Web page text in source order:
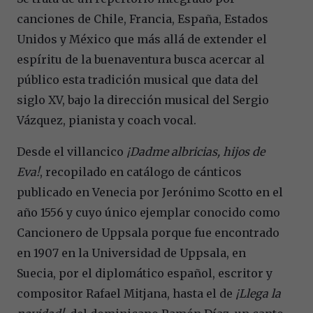
canciones de Chile, Francia, España, Estados
Unidos y México que más allá de extender el
espíritu de la buenaventura busca acercar al
público esta tradición musical que data del
siglo XV, bajo la dirección musical del Sergio
Vázquez, pianista y coach vocal.
Desde el villancico ¡Dadme albricias, hijos de
Eva!, recopilado en catálogo de cánticos
publicado en Venecia por Jerónimo Scotto en el
año 1556 y cuyo único ejemplar conocido como
Cancionero de Uppsala porque fue encontrado
en 1907 en la Universidad de Uppsala, en
Suecia, por el diplomático español, escritor y
compositor Rafael Mitjana, hasta el de ¡Llega la